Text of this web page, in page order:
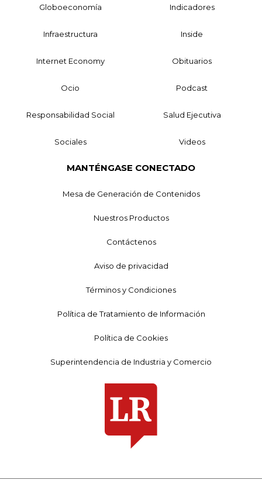
Globoeconomía Indicadores
Infraestructura Inside
Internet Economy Obituarios
Ocio Podcast
Responsabilidad Social Salud Ejecutiva
Sociales Videos
MANTÉNGASE CONECTADO
Mesa de Generación de Contenidos
Nuestros Productos
Contáctenos
Aviso de privacidad
Términos y Condiciones
Política de Tratamiento de Información
Política de Cookies
Superintendencia de Industria y Comercio